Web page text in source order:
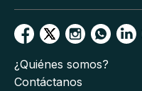
¿Quiénes somos?
Contáctanos